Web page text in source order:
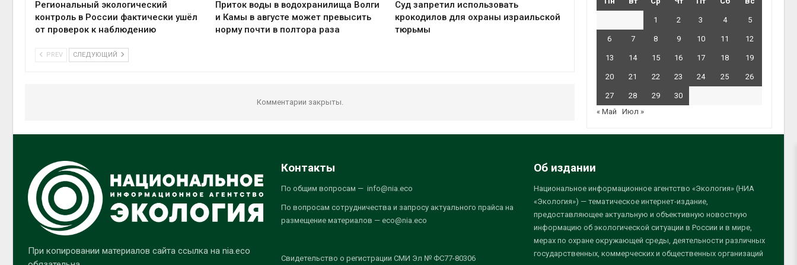
Региональный экологический
контроль в России фактически ушёл
от проверок к наблюдению
Приток воды в водохранилища Волги
и Камы в августе может превысить
норму почти в полтора раза
Суд запретил использовать
крокодилов для охраны израильской
тюрьмы
PREV СЛЕДУЮЩИЙ
Комментарии закрыты.
1 2 3 4 5
6 7 8 9 10 11 12
13 14 15 16 17 18 19
20 21 22 23 24 25 26
27 28 29
30
« Май
Июл »
При копировании материалов сайта ссылка на nia.eco
Контакты
По общим вопросам — info@nia.eco
По вопросам сотрудничества и запросу актуального прайса на
размещение материалов — eco@nia.eco
Свидетельство о регистрации СМИ Эл № ФС77-80306
Об издании
Национальное информационное агентство «Экология» (НИА
«Экология») — тематическое интернет-издание,
предоставляющее актуальную и объективную новостную
информацию об экологической ситуации в России и в мире,
мерах по охране окружающей среды, деятельности различных
государственных, коммерческих и общественных организаций